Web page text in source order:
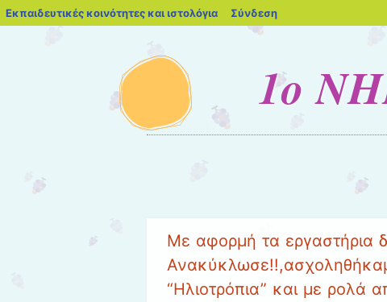
Εκπαιδευτικές κοινότητες και ιστολόγια blogs.sch.gr
Σύνδεση
1ο
Με αφορμή τα εργαστήρια
“Ηλιοτρόπια” και με ρολά